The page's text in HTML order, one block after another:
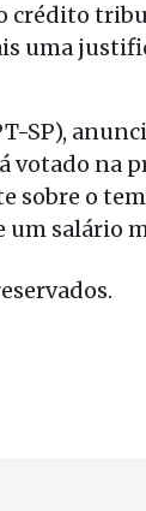
crédito
uma
SP),
votado na
sobre o
um salário